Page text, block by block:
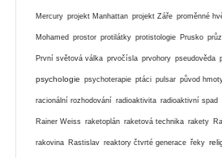
Mercury projekt Manhattan projekt Záře proměnné
Mohamed prostor protilátky protistologie Prusko
První světová válka prvočísla prvohory pseudověda
psychologie psychoterapie ptáci pulsar původ
racionální rozhodování radioaktivita radioaktivní spad
Rainer Weiss raketoplán raketová technika rakety
rakovina Rastislav reaktory čtvrté generace řeky